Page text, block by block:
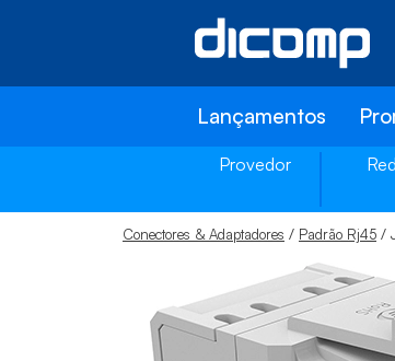
Lançamentos
Provedor
Conectores & Adaptadores / Padrão Rj45 /